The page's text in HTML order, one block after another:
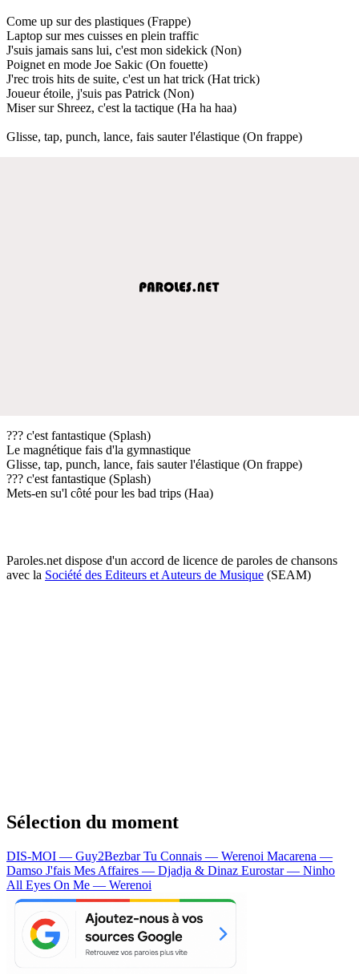
Come up sur des plastiques (Frappe)
Laptop sur mes cuisses en plein traffic
J'suis jamais sans lui, c'est mon sidekick (Non)
Poignet en mode Joe Sakic (On fouette)
J'rec trois hits de suite, c'est un hat trick (Hat trick)
Joueur étoile, j'suis pas Patrick (Non)
Miser sur Shreez, c'est la tactique (Ha ha haa)
Glisse, tap, punch, lance, fais sauter l'élastique (On frappe)
??? c'est fantastique (Splash)
Le magnétique fais d'la gymnastique
Glisse, tap, punch, lance, fais sauter l'élastique (On frappe)
??? c'est fantastique (Splash)
Mets-en su'l côté pour les bad trips (Haa)
Paroles.net dispose d'un accord de licence de paroles de chansons
avec la Société des Editeurs et Auteurs de Musique (SEAM)
Sélection du moment
DIS-MOI — Guy2BezbarTu Connais — Werenoi Macarena —
Damso J'fais Mes Affaires — Djadja & Dinaz Eurostar — Ninho
All Eyes On Me — Werenoi